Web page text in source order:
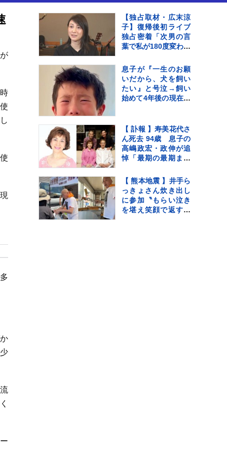
【独占取材・広末涼
子】復帰後初ライブ
独占密着「次男の言
葉で私が180度変わっ
断させた“次男の言
葉”（特別インタビュ
ー）
息子が『一生のお願
いだから、犬を飼い
たい』と号泣→飼い
始めて4年後の現在…
「素敵」「愛溢れて
る」
【 訃報 】寿美花代さ
ん死去 94歳 息子の
高嶋政宏・政伸が追
悼「最期の最期まで
た母でした」
【 熊本地震 】井手ら
っきょさん炊き出し
に参加〝もらい泣き
を堪え笑顔で返すの